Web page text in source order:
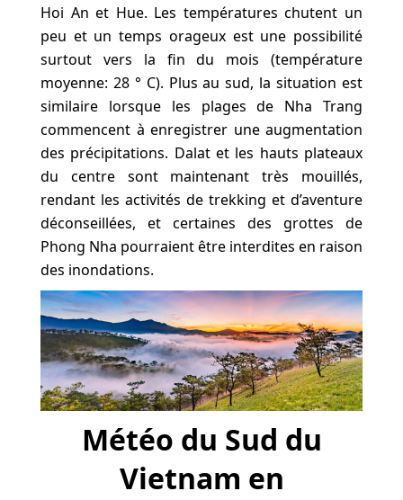
Hoi An et Hue. Les températures chutent un
peu et un temps orageux est une possibilité
surtout vers la fin du mois (température
moyenne: 28 ° C). Plus au sud, la situation est
similaire lorsque les plages de Nha Trang
commencent à enregistrer une augmentation
des précipitations. Dalat et les hauts plateaux
du centre sont maintenant très mouillés,
rendant les activités de trekking et d’aventure
déconseillées, et certaines des grottes de
Phong Nha pourraient être interdites en raison
des inondations.
Météo du Sud du
Vietnam en